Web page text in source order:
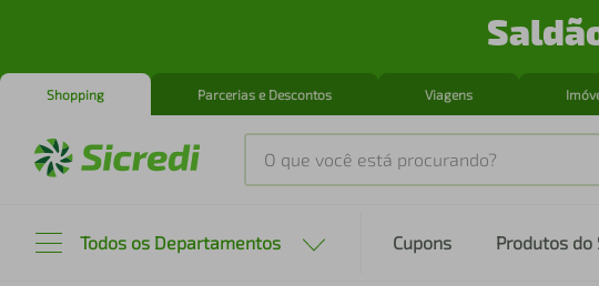
Shopping Parcerias e Descontos Viagens
O que você está procurando?
Todos os Departamentos Cupons Produtos do